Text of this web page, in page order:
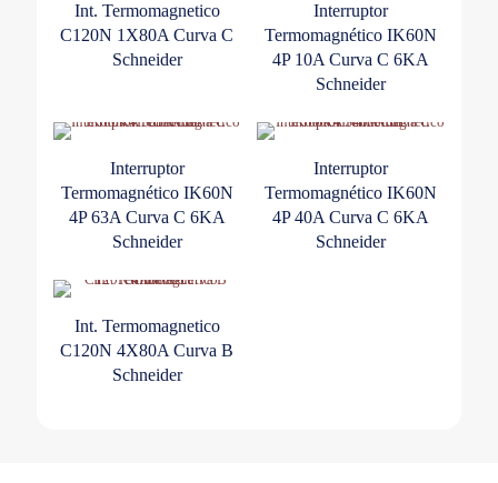
Int. Termomagnetico
C120N 1X80A Curva C
Schneider
Interruptor
Termomagnético IK60N
4P 10A Curva C 6KA
Schneider
Interruptor
Termomagnético IK60N
4P 63A Curva C 6KA
Schneider
Interruptor
Termomagnético IK60N
4P 40A Curva C 6KA
Schneider
Int. Termomagnetico
C120N 4X80A Curva B
Schneider